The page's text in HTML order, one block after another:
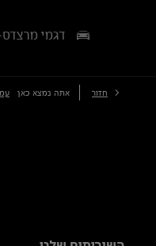
דגמי
חזור אתה נמצא כאן